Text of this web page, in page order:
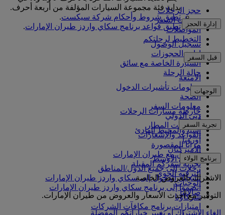
بداية فئة مجموعة السيارات المؤلفة من أربعة أحرف.
تطبق شروط وأحكام شركة سيكست.
تطبق قواعد برنامج سكاي واردز طيران الإمارات.
حجز الرحلات
خدمات السفر
المواصلات
التخطيط لرحلتكم
إدارة الحجز
تسجيل الوصول
إدارة الحجوزات
السيارة الخاصة مع سائق
حالة الرحلة
قبل السفر
الأمتعة
معلومات تأشيرات الدخول
الصحة
معلومات السفر
دبي الدولي
مواصلات المطار
القواعد والإشعارات
الوجهات
خارطة مسارات الرحلات
أفريقيا
آسيا والمحيط الهادئ
أوروبا
الأميركتان
الشرق الأوسط
رحلات إلى جميع الدول/المناطق
تجربة السفر
مزايا المقصورة
التسوق مع طيران الإمارات
تجربة سفركم المقبلة
الترفيه الجوي
الوجبات
صالاتنا
برنامج الولاء
تسجيل الدخول إلى سكاي واردز طيران الإمارات
انضموا إلى برنامج سكاي واردز طيران الإمارات
شركاؤنا
امتيازات برنامج مكافآت الشركات
الاشتراك بالعروض الخاصة
التوفير مع أحدث الأسعار والعروض من طيران الإمارات.
إلغاء الاشتراك أو تغيير خياراتكم المفضلة